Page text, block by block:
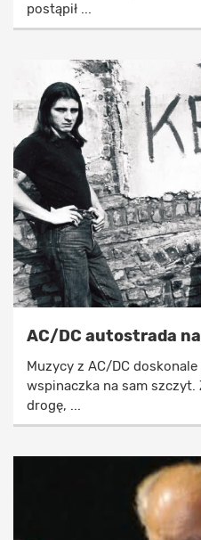
postąpił ...
AC/DC autostrada
Muzycy z AC/DC
wspinaczka na sam szczyt.
drogę, ...